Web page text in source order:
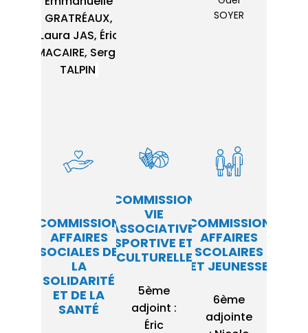
GRATRÉAUX,
Laura JAS, Éric
MACAIRE, Serge
TALPIN
SOYER
COMMISSION
AFFAIRES
SOCIALES DE
LA
SOLIDARITÉ
ET DE LA
SANTÉ
COMMISSION
VIE
ASSOCIATIVE,
SPORTIVE ET
CULTURELLE
5ème
adjoint :
Éric
COMMISSION
AFFAIRES
SCOLAIRES
ET JEUNESSE
6ème
adjointe